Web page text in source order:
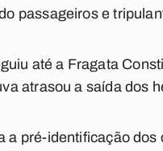
passageiros e
até a Fragata
atrasou a saída dos
pré-identificação